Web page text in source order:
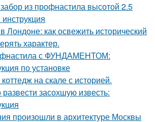
из профнастила высотой 2.5
Лондоне: как освежить исторический
характер.
с ФУНДАМЕНТОМ:
по установке
на скале с историей.
засохшую известь:
произошли в архитектуре Москвы